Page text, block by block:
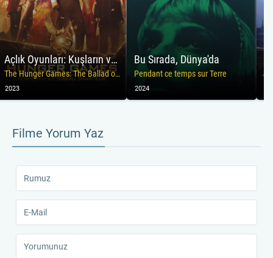
Açlık Oyunları: Kuşların ve Yılanların Şarkısı
The Hunger Games: The Ballad of Songbirds & Snakes
2023
Bu Sırada, Dünya'da
Pendant ce temps sur Terre
2024
Filme Yorum Yaz